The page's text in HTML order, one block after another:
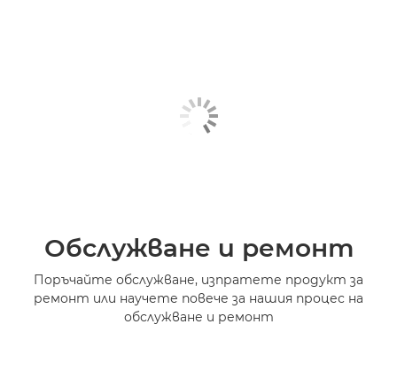
Обслужване и ремонт
Поръчайте обслужване, изпратете продукт за
ремонт или научете повече за нашия процес на
обслужване и ремонт